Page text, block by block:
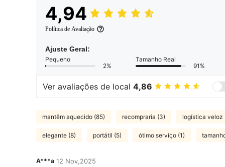
4,94
Política de Avaliação
Ajuste Geral:
Pequeno
2%
Tamanho Real
91%
Ver avaliações de local 4,86
mantêm aquecido (85) recompraria (3) logística veloz
elegante (8) portátil (5) ótimo serviço (1)
A***a 12 Nov,2025